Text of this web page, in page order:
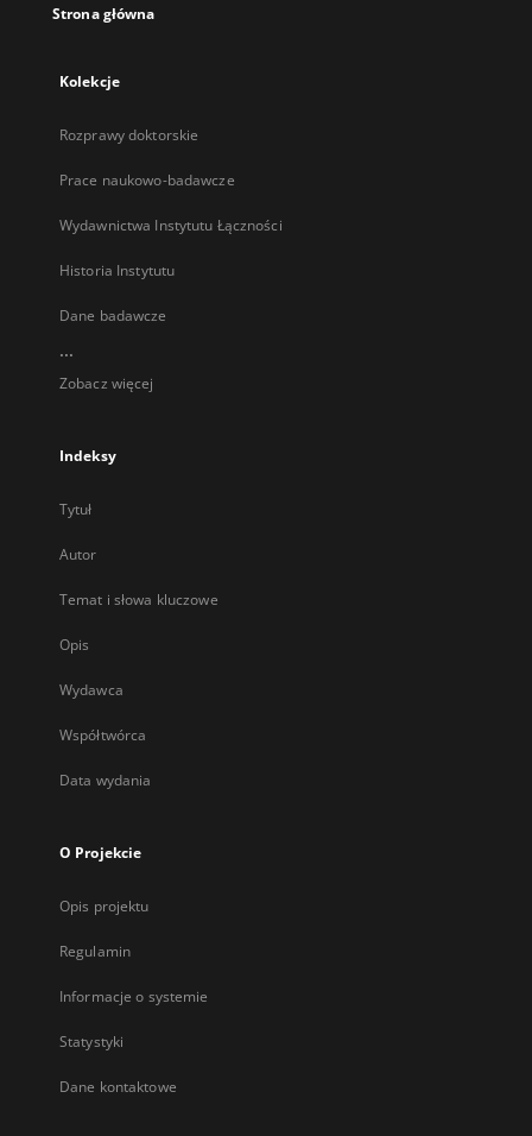
Strona główna
Kolekcje
Rozprawy doktorskie
Prace naukowo-badawcze
Wydawnictwa Instytutu Łączności
Historia Instytutu
Dane badawcze
...
Zobacz więcej
Indeksy
Tytuł
Autor
Temat i słowa kluczowe
Opis
Wydawca
Współtwórca
Data wydania
O Projekcie
Opis projektu
Regulamin
Informacje o systemie
Statystyki
Dane kontaktowe